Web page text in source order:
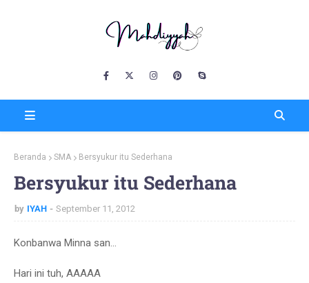
Beranda SMA Bersyukur itu Sederhana
Bersyukur itu Sederhana
by IYAH September 11, 2012
Konbanwa Minna san...
Hari ini tuh, AAAAA